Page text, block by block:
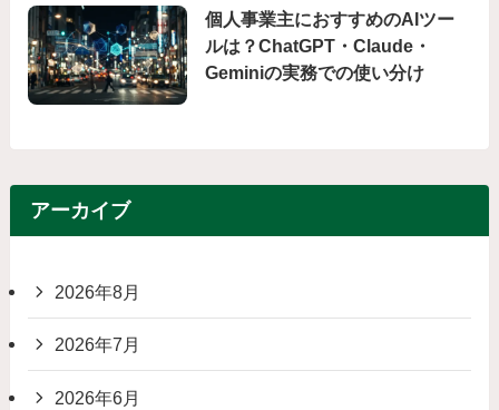
個人事業主におすすめのAIツー
ルは？ChatGPT・Claude・
Geminiの実務での使い分け
アーカイブ
2026年8月
2026年7月
2026年6月